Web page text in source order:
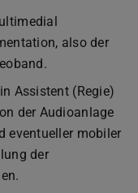
also der
Assistent (Regie)
der Audioanlage
eventueller mobiler
der